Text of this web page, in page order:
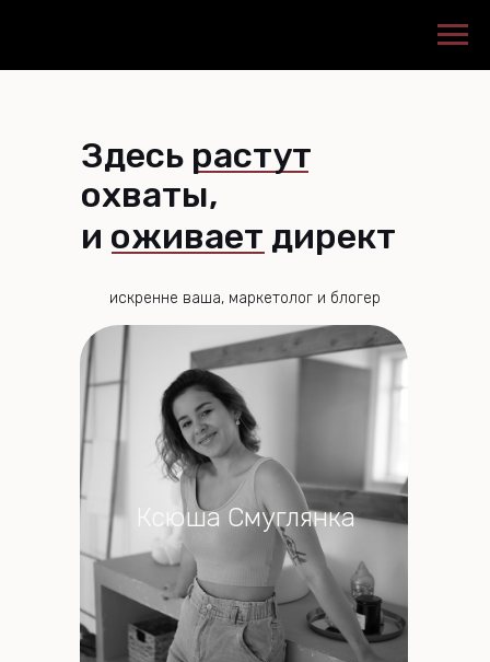
Здесь растут
охваты,
искренне ваша, маркетолог и блогер
Ксюша Смуглянка
и оживает директ